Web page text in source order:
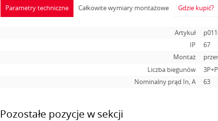
Parametry techniczne
Artykuł
IP
67
Montaż
Liczba biegunów
Nominalny prąd In, А
63
Całkowite wymiary montażowe Gdzie kupić?
Pozostałe pozycje w sekcji